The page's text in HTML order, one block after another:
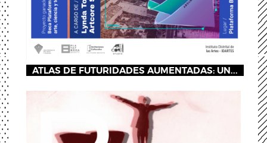
ATLAS DE FUTURIDADES AUMENTADAS: UN...